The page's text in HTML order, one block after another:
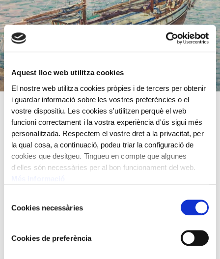
Aquest lloc web utilitza cookies
El nostre web utilitza cookies pròpies i de tercers per obtenir
i guardar informació sobre les vostres preferències o el
vostre dispositiu. Les cookies s'utilitzen perquè el web
funcioni correctament i la vostra experiència d'ús sigui més
personalitzada. Respectem el vostre dret a la privacitat, per
la qual cosa, a continuació, podeu triar la configuració de
cookies que desitgeu. Tingueu en compte que algunes
d'elles són necessàries per al bon funcionament del web.
deCookies necessàries
Cookies de preferència
Germà del pintor paisatgista Josep Amat, va fer
arquitectura els anys que n’era director en Lluís
Domènech i Montaner. Destacat dibuixant i aquarel·lista, i
apassionat del mar i els vaixells, es decantà per les
temàtiques marines, paisatges de costa, vistes de ports,
barques i vaixells. Després de la Guerra Civil va
aconseguir un permís a l’estranger per estudiar navegació
amb grans velers. L’any 1942, es va embarcar en un
“pailebot” que feia la ruta comercial pel Mediterrani per
Any 1974